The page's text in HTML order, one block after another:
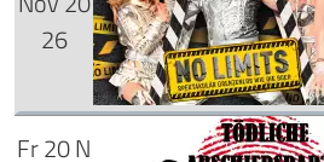
Mehr Infos
Tickets kaufen
26
für 64,90 €
Fr20N